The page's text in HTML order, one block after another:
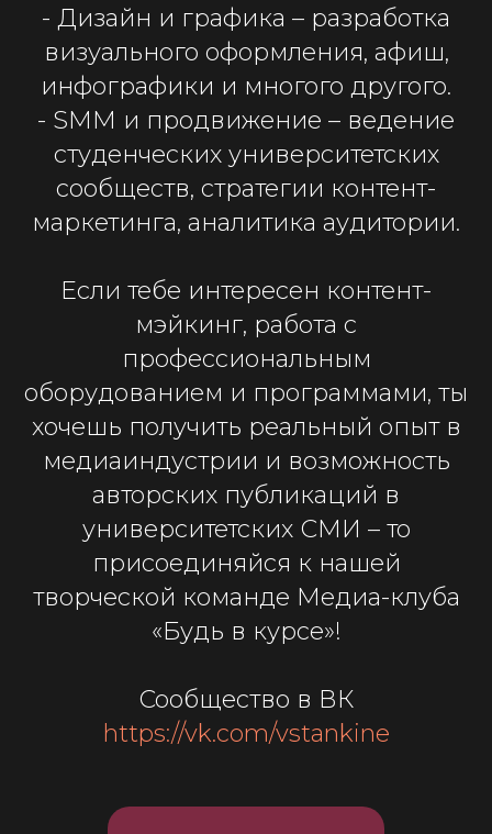
- Дизайн и графика – разработка
визуального оформления, афиш,
инфографики и многого другого.
- SMM и продвижение – ведение
студенческих университетских
сообществ, стратегии контент-
маркетинга, аналитика аудитории.
Если тебе интересен контент-
мэйкинг, работа с
профессиональным
оборудованием и программами, ты
хочешь получить реальный опыт в
медиаиндустрии и возможность
авторских публикаций в
университетских СМИ – то
присоединяйся к нашей
творческой команде Медиа-клуба
«Будь в курсе»!
Сообщество в ВК
https://vk.com/vstankine